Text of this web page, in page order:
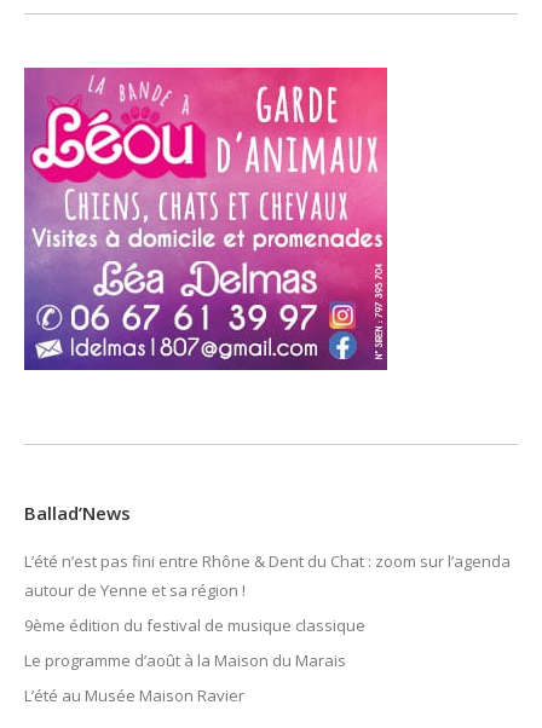
Ballad’News
L’été n’est pas fini entre Rhône & Dent du Chat : zoom sur l’agenda
autour de Yenne et sa région !
9ème édition du festival de musique classique
Le programme d’août à la Maison du Marais
L’été au Musée Maison Ravier